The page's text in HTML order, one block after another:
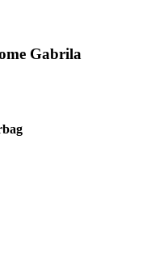
Gabrila